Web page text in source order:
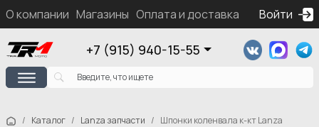
О компании Магазины Оплата и доставка Контакты
Войти
+7 (915) 940-15-55
Каталог Lanza запчасти Шпонки коленвала к-кт Lanza